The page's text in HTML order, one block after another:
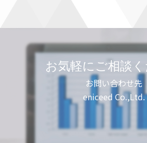
お気軽にご相談
お問い合わせ先
eniceed Co.,Ltd.